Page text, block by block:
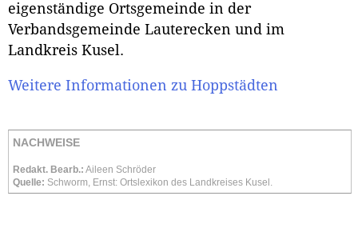
eigenständige Ortsgemeinde in der
Verbandsgemeinde Lauterecken und im
Landkreis Kusel.
Weitere Informationen zu Hoppstädten
NACHWEISE
Redakt. Bearb.: Aileen Schröder
Quelle: Schworm, Ernst: Ortslexikon des Landkreises Kusel.